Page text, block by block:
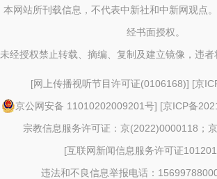
本网站所刊载信息，不代表中新社和中新网观点
经书面授权。
未经授权禁止转载、摘编、复制及建立镜像，违者
[网上传播视听节目许可证(0106168)] [京
京公网安备 11010202009201号] [京ICP备
宗教信息服务许可证：京(2022)0000118；
[互联网新闻信息服务许可证
违法和不良信息举报电话：